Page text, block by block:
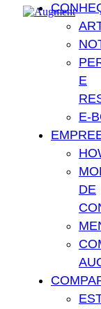
E
E-
DE